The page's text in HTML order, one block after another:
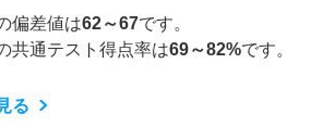
偏差値は62～67です。
共通テスト得点率は69～82%です。
る